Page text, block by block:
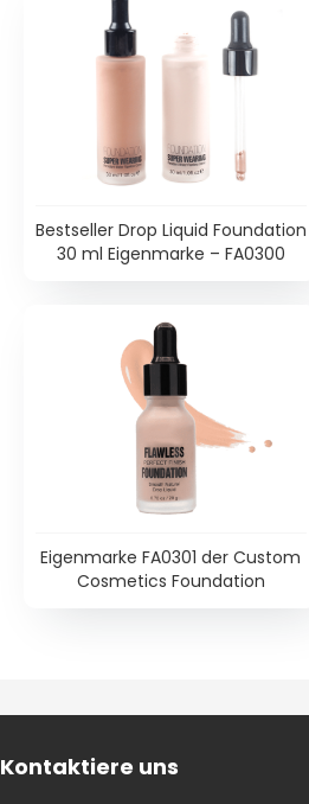
Bestseller Drop Liquid Foundation
30 ml Eigenmarke – FA0300
Eigenmarke FA0301 der Custom
Cosmetics Foundation
Kontaktiere uns